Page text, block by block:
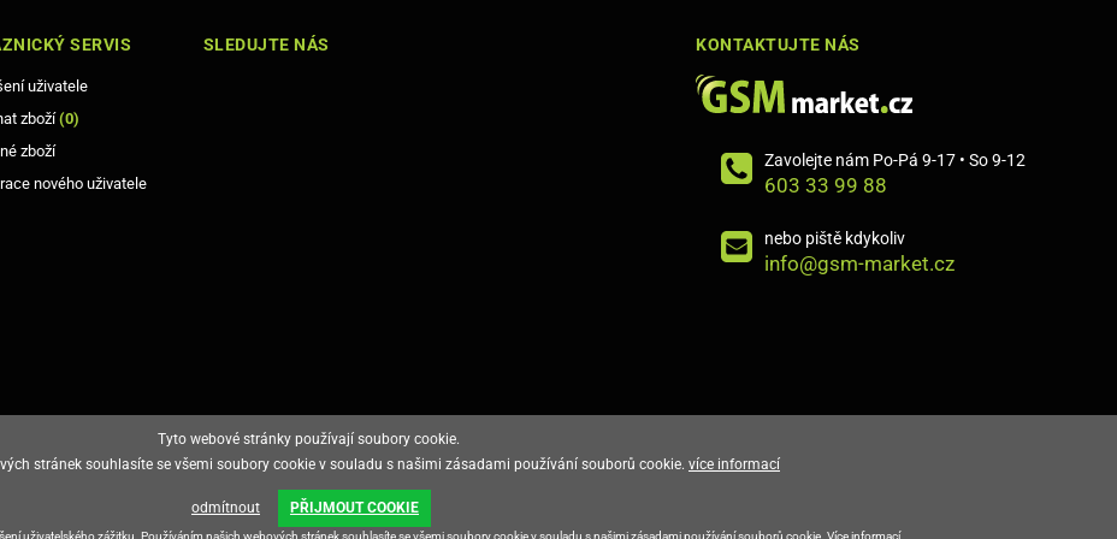
NE
Ano
SERVIS
uživatele
zboží(0)
zboží
nového uživatele
SLEDUJTE NÁS KONTAKTUJTE NÁS
Zavolejte nám Po-Pá 9-17 • So 9-12
603 33 99 88
nebo piště kdykoliv
info@gsm-market.cz
Tyto webové stránky používají soubory cookie.
stránek souhlasíte se všemi soubory cookie v souladu s našimi zásadami používání souborů cookie. více informací
odmítnout PŘIJMOUT COOKIE
uživatelského zážitku. Používáním našich webových stránek souhlasíte se všemi soubory cookie v souladu s našimi zásadami používání souborů cookie. Více informací